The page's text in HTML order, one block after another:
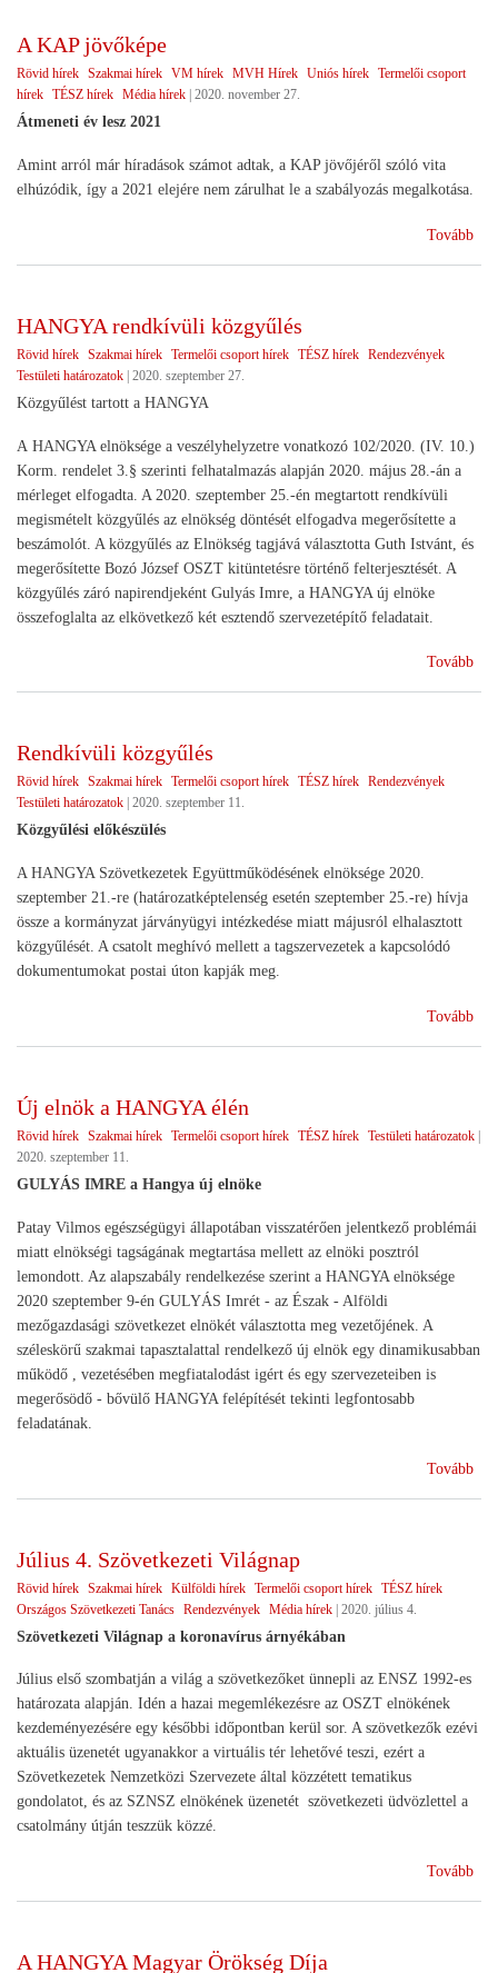
A KAP jövőképe
Rövid hírek Szakmai hírek VM hírek MVH Hírek Uniós hírek Termelői csoport
hírek TÉSZ hírek Média hírek 2020. november 27.
Átmeneti év lesz 2021
Amint arról már híradások számot adtak, a KAP jövőjéről szóló vita
elhúzódik, így a 2021 elejére nem zárulhat le a szabályozás megalkotása.
Tovább
HANGYA rendkívüli közgyűlés
Rövid hírek Szakmai hírek Termelői csoport hírek TÉSZ hírek Rendezvények
Testületi határozatok | 2020. szeptember 27.
Közgyűlést tartott a HANGYA
A HANGYA elnöksége a veszélyhelyzetre vonatkozó 102/2020. (IV. 10.)
Korm. rendelet 3.§ szerinti felhatalmazás alapján 2020. május 28.-án a
mérleget elfogadta. A 2020. szeptember 25.-én megtartott rendkívüli
megismételt közgyűlés az elnökség döntését elfogadva megerősítette a
beszámolót. A közgyűlés az Elnökség tagjává választotta Guth Istvánt, és
megerősítette Bozó József OSZT kitüntetésre történő felterjesztését. A
közgyűlés záró napirendjeként Gulyás Imre, a HANGYA új elnöke
összefoglalta az elkövetkező két esztendő szervezetépítő feladatait.
Tovább
Rendkívüli közgyűlés
Rövid hírek Szakmai hírek Termelői csoport hírek TÉSZ hírek Rendezvények
Testületi határozatok 2020. szeptember 11.
Közgyűlési előkészülés
A HANGYA Szövetkezetek Együttműködésének elnöksége 2020.
szeptember 21.-re (határozatképtelenség esetén szeptember 25.-re) hívja
össze a kormányzat járványügyi intézkedése miatt májusról elhalasztott
közgyűlését. A csatolt meghívó mellett a tagszervezetek a kapcsolódó
dokumentumokat postai úton kapják meg.
Tovább
Új elnök a HANGYA élén
Rövid hírek Szakmai hírek Termelői csoport hírek TÉSZ hírek Testületi határozatok
2020. szeptember 11.
GULYÁS IMRE a Hangya új elnöke
Patay Vilmos egészségügyi állapotában visszatérően jelentkező problémái
miatt elnökségi tagságának megtartása mellett az elnöki posztról
lemondott. Az alapszabály rendelkezése szerint a HANGYA elnöksége
2020 szeptember 9-én GULYÁS Imrét - az Észak - Alföldi
mezőgazdasági szövetkezet elnökét választotta meg vezetőjének. A
széleskörű szakmai tapasztalattal rendelkező új elnök egy dinamikusabban
működő , vezetésében megfiatalodást igért és egy szervezeteiben is
megerősödő - bővülő HANGYA felépítését tekinti legfontosabb
feladatának.
Tovább
Július 4. Szövetkezeti Világnap
Rövid hírek Szakmai hírek Külföldi hírek Termelői csoport hírek TÉSZ hírek
Országos Szövetkezeti Tanács Rendezvények Média hírek | 2020. július 4.
Szövetkezeti Világnap a koronavírus árnyékában
Július első szombatján a világ a szövetkezőket ünnepli az ENSZ 1992-es
határozata alapján. Idén a hazai megemlékezésre az OSZT elnökének
kezdeményezésére egy későbbi időpontban kerül sor. A szövetkezők ezévi
aktuális üzenetét ugyanakkor a virtuális tér lehetővé teszi, ezért a
Szövetkezetek Nemzetközi Szervezete által közzétett tematikus
gondolatot, és az SZNSZ elnökének üzenetét szövetkezeti üdvözlettel a
csatolmány útján teszzük közzé.
Tovább
A HANGYA Magyar Örökség Díja